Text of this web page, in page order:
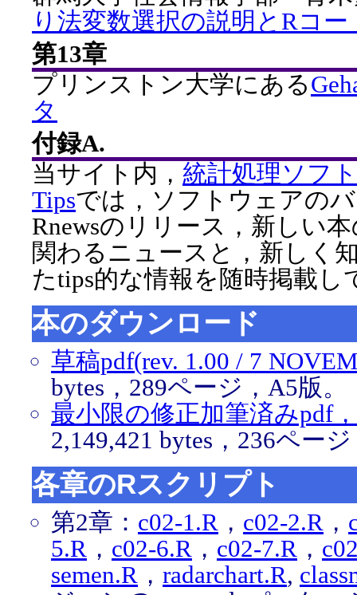
り法変数選択の説明とRコー
第13章
プリンストン大学にある
タ
付録A.
当サイト内， 統計処理ソフ
Tipsでは，ソフトウェアの
Rnewsのリリース，新しい
関わるニュースと，新しく
たtips的な情報を随時掲載し
本のダウンロード
草稿pdf(rev. 1.00 / 7
bytes，289ページ，A5版。
最小限の修正加筆済みpdf
2,149,421 bytes，236ペー
各章のRスクリプト
第2章： c02-1.R ， c02-2.R ，
5.R ， c02-6.R ， c02-7.R ，
semen.R ， radarchart.R,